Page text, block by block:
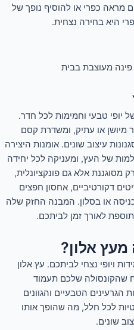
כפרי או להוסיף נופך של
היא בחירה נצחית.
יופי טבעי וחמימות לכל חדר.
מיושן או עתיק, ומשדרת קסם
עיצוב שונים. אומנות היצירה
של העץ, ומעניקה לכל יחידה
מסוגננת אלא גם פונקציונלית,
דקורטיביים, אחסון חפצים
או בסלון. המבנה החזק שלה
לאורך זמן לביתכם.
אלון?
ויופי נצחי לביתכם. עץ אלון
שהקונסולה שלכם תעמוד
הגרעינים הטבעיים והגוונים
לכל חלל, מה שהופך אותו
שונים.